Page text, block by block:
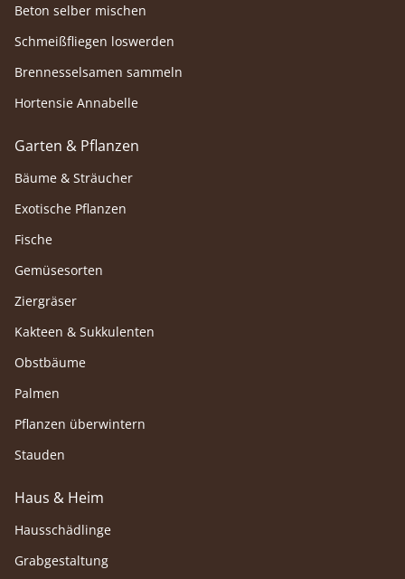
Beton selber mischen
Schmeißfliegen loswerden
Brennesselsamen sammeln
Hortensie Annabelle
Garten & Pflanzen
Bäume & Sträucher
Exotische Pflanzen
Fische
Gemüsesorten
Ziergräser
Kakteen & Sukkulenten
Obstbäume
Palmen
Pflanzen überwintern
Stauden
Haus & Heim
Hausschädlinge
Grabgestaltung